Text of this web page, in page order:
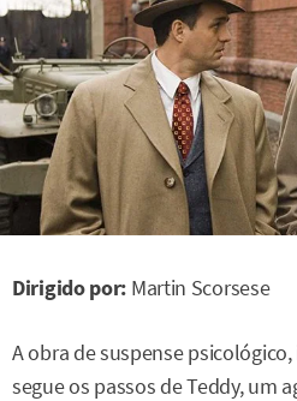
Dirigido por: Martin Scorsese
A obra de suspense
segue os passos de Teddy, um